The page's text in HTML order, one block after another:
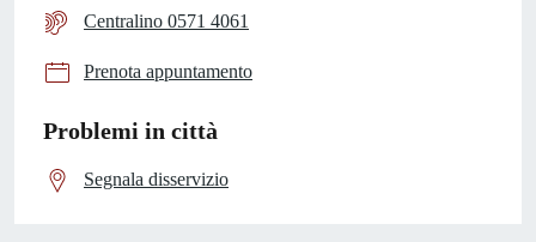
Centralino 0571 4061
Prenota appuntamento
Problemi in città
Segnala disservizio